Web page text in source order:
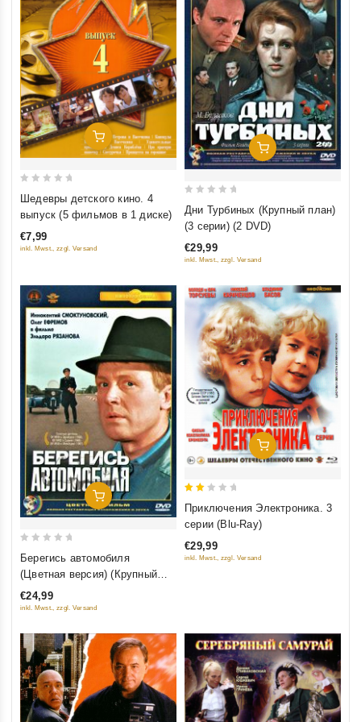
Добавить В Корзину
out
5
Шедевры детского кино. 4
выпуск (5 фильмов в 1 диске)
€7,99
inkl. Mwst., zzgl. Versand
Добавить В Корзину
out
5
Дни Турбиных (Крупный план)
(3 серии) (2 DVD)
€29,99
inkl. Mwst., zzgl. Versand
Добавить В Корзину
out
5
Берегись автомобиля
(Цветная версия) (Крупный
план) (2 DVD)
€24,99
inkl. Mwst., zzgl. Versand
Добавить В Корзину
out
5
Приключения Электроника. 3
серии (Blu-Ray)
€29,99
inkl. Mwst., zzgl. Versand